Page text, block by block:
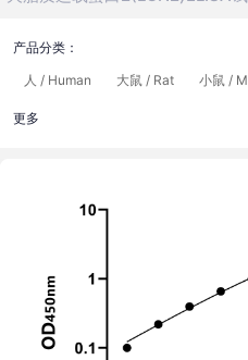
产品分类：
人 / Human
大鼠 / Rat 小鼠 /
更多